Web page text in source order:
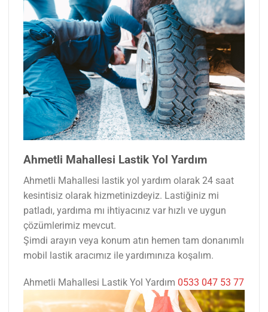
Ahmetli Mahallesi Lastik Yol Yardım
Ahmetli Mahallesi lastik yol yardım olarak 24 saat
kesintisiz olarak hizmetinizdeyiz. Lastiğiniz mi
patladı, yardıma mı ihtiyacınız var hızlı ve uygun
çözümlerimiz mevcut.
Şimdi arayın veya konum atın hemen tam donanımlı
mobil lastik aracımız ile yardımınıza koşalım.
Ahmetli Mahallesi Lastik Yol Yardım 0533 047 53 77